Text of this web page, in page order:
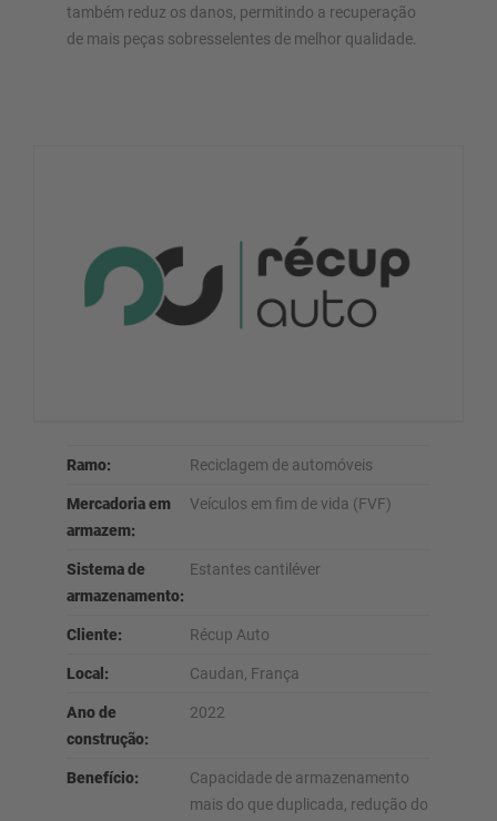
também reduz os danos, permitindo a recuperação
de mais peças sobresselentes de melhor qualidade.
Ramo: Reciclagem de automóveis
Mercadoria em
armazem:
Veículos em fim de vida (FVF)
Sistema de
armazenamento:
Estantes cantiléver
Cliente: Récup Auto
Local: Caudan, França
Ano de
construção:
2022
Benefício:
Capacidade de armazenamento
mais do que duplicada, redução do